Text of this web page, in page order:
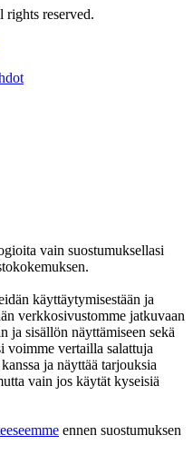
rights reserved.
vain suostumuksellasi
käyttäytymisestään ja
verkkosivustomme jatkuvaan
ja sisällön näyttämiseen sekä
voimme vertailla salattuja
ja näyttää tarjouksia
vain jos käytät kyseisiä
ennen suostumuksen